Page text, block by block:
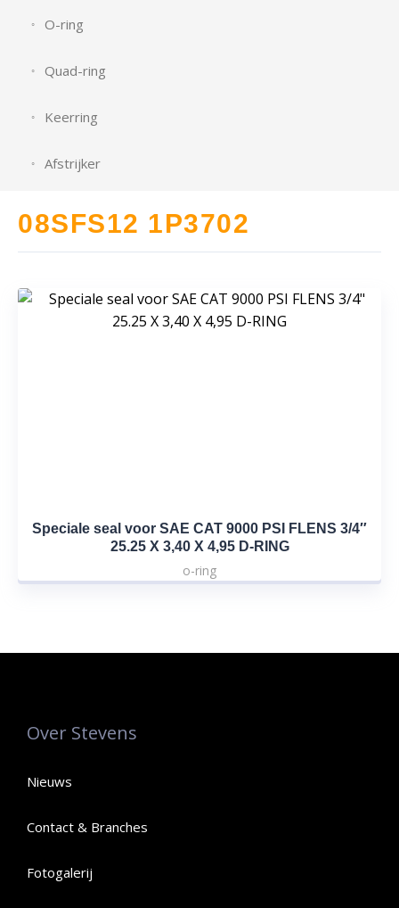
O-ring
Quad-ring
Keerring
Afstrijker
08SFS12 1P3702
Speciale seal voor SAE CAT 9000 PSI FLENS 3/4″
25.25 X 3,40 X 4,95 D-RING
o-ring
Over Stevens
Nieuws
Contact & Branches
Fotogalerij